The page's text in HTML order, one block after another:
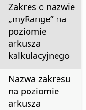
Zakres o nazwie
„myRange” na
poziomie
arkusza
kalkulacyjnego
Nazwa zakresu
na poziomie
arkusza